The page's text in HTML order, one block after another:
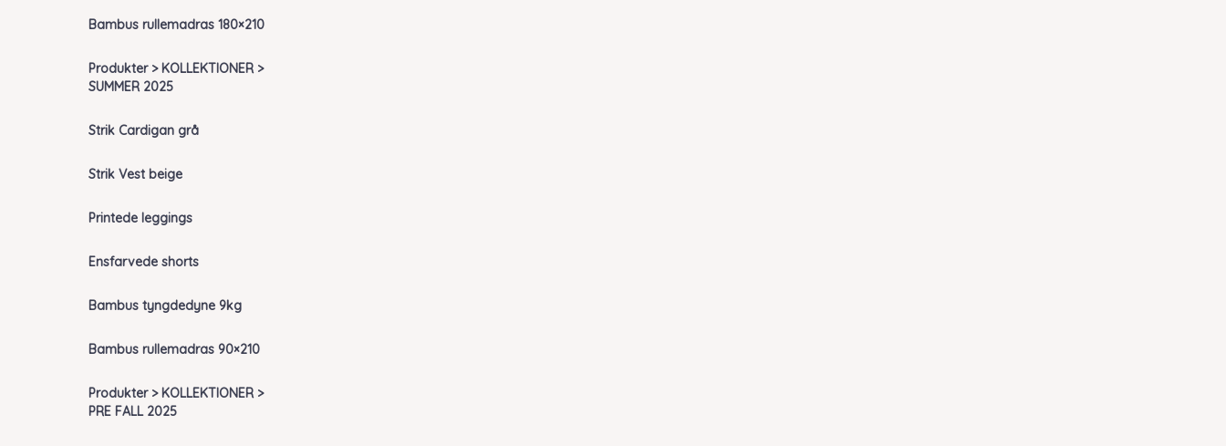
Bambus rullemadras 180×210
Produkter > KOLLEKTIONER >
SUMMER 2025
Strik Cardigan grå
Strik Vest beige
Printede leggings
Ensfarvede shorts
Bambus tyngdedyne 9kg
Bambus rullemadras 90×210
Produkter > KOLLEKTIONER >
PRE FALL 2025